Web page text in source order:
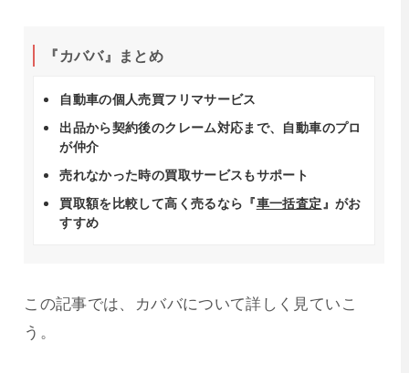
『カババ』まとめ
自動車の個人売買フリマサービス
出品から契約後のクレーム対応まで、自動車のプロ
が仲介
売れなかった時の買取サービスもサポート
買取額を比較して高く売るなら『車一括査定 』がお
すすめ
この記事では、カババについて詳しく見ていこ
う。